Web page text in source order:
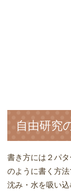
自由研究
書き方には２パ
のように書く方
沈み・水を吸い